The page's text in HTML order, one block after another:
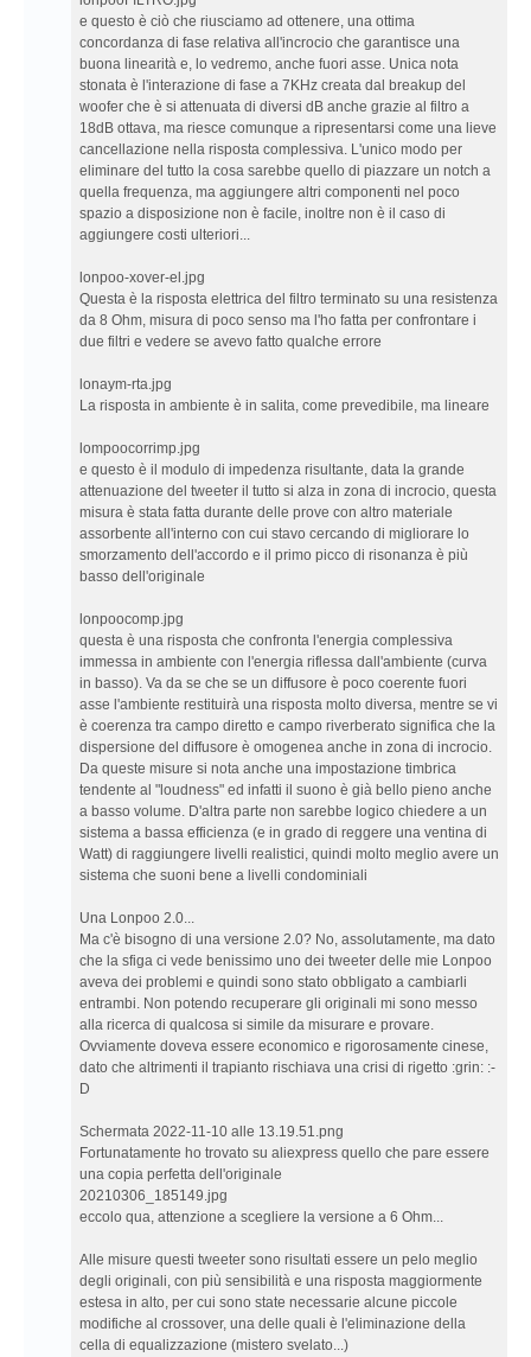
e questo è ciò che riusciamo ad ottenere, una ottima
concordanza di fase relativa all'incrocio che garantisce una
buona linearità e, lo vedremo, anche fuori asse. Unica nota
stonata è l'interazione di fase a 7KHz creata dal breakup del
woofer che è si attenuata di diversi dB anche grazie al filtro a
18dB ottava, ma riesce comunque a ripresentarsi come una lieve
cancellazione nella risposta complessiva. L'unico modo per
eliminare del tutto la cosa sarebbe quello di piazzare un notch a
quella frequenza, ma aggiungere altri componenti nel poco
spazio a disposizione non è facile, inoltre non è il caso di
aggiungere costi ulteriori...
lonpoo-xover-el.jpg
Questa è la risposta elettrica del filtro terminato su una resistenza
da 8 Ohm, misura di poco senso ma l'ho fatta per confrontare i
due filtri e vedere se avevo fatto qualche errore
lonaym-rta.jpg
La risposta in ambiente è in salita, come prevedibile, ma lineare
lompoocorrimp.jpg
e questo è il modulo di impedenza risultante, data la grande
attenuazione del tweeter il tutto si alza in zona di incrocio, questa
misura è stata fatta durante delle prove con altro materiale
assorbente all'interno con cui stavo cercando di migliorare lo
smorzamento dell'accordo e il primo picco di risonanza è più
basso dell'originale
lonpoocomp.jpg
questa è una risposta che confronta l'energia complessiva
immessa in ambiente con l'energia riflessa dall'ambiente (curva
in basso). Va da se che se un diffusore è poco coerente fuori
asse l'ambiente restituirà una risposta molto diversa, mentre se vi
è coerenza tra campo diretto e campo riverberato significa che la
dispersione del diffusore è omogenea anche in zona di incrocio.
Da queste misure si nota anche una impostazione timbrica
tendente al "loudness" ed infatti il suono è già bello pieno anche
a basso volume. D'altra parte non sarebbe logico chiedere a un
sistema a bassa efficienza (e in grado di reggere una ventina di
Watt) di raggiungere livelli realistici, quindi molto meglio avere un
sistema che suoni bene a livelli condominiali
Una Lonpoo 2.0...
Ma c'è bisogno di una versione 2.0? No, assolutamente, ma dato
che la sfiga ci vede benissimo uno dei tweeter delle mie Lonpoo
aveva dei problemi e quindi sono stato obbligato a cambiarli
entrambi. Non potendo recuperare gli originali mi sono messo
alla ricerca di qualcosa si simile da misurare e provare.
Ovviamente doveva essere economico e rigorosamente cinese,
dato che altrimenti il trapianto rischiava una crisi di rigetto :grin: :-
D
Schermata 2022-11-10 alle 13.19.51.png
Fortunatamente ho trovato su aliexpress quello che pare essere
una copia perfetta dell'originale
20210306_185149.jpg
eccolo qua, attenzione a scegliere la versione a 6 Ohm...
Alle misure questi tweeter sono risultati essere un pelo meglio
degli originali, con più sensibilità e una risposta maggiormente
estesa in alto, per cui sono state necessarie alcune piccole
modifiche al crossover, una delle quali è l'eliminazione della
cella di equalizzazione (mistero svelato...)